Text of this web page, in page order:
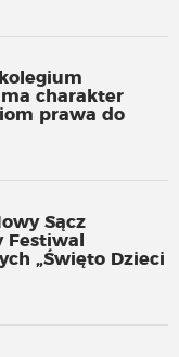
ma charakter
prawa do
Sącz
Festiwal
„Święto Dzieci